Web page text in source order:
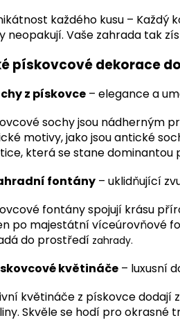
každého kusu – Každý
neopakují. Vaše zahrada tak
pískovcové dekorace
z pískovce – elegance a
sochy jsou nádherným
motivy, jako jsou antické
která se stane dominantou
fontány – uklidňující
fontány spojují krásu
po majestátní víceúrovňové
do prostředí zahrady.
květináče – luxusní
květináče z pískovce
Skvěle se hodí pro okrasné